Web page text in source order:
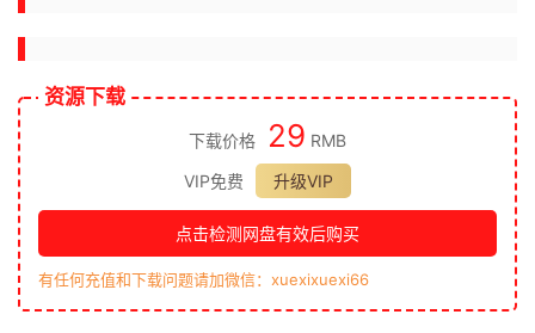
资源下载
下载价格 29 RMB
VIP免费
升级VIP
点击检测网盘有效后购买
有任何充值和下载问题请加微信：xuexixuexi66